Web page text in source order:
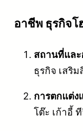
อาชีพ ธุรกิจโ
สถานที่แล
ธุรกิจ เสริ
การตกแต่
โต๊ะ เก้าอี้